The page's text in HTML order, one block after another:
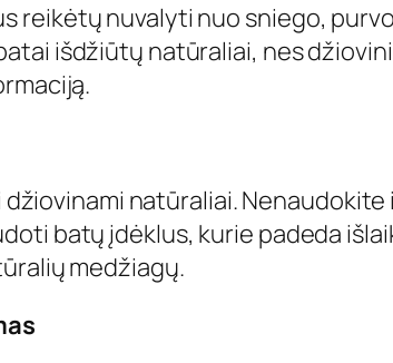
reikėtų nuvalyti nuo sniego,
išdžiūtų natūraliai, nes
natūraliai.
batų įdėklus, kurie padeda
medžiagų.